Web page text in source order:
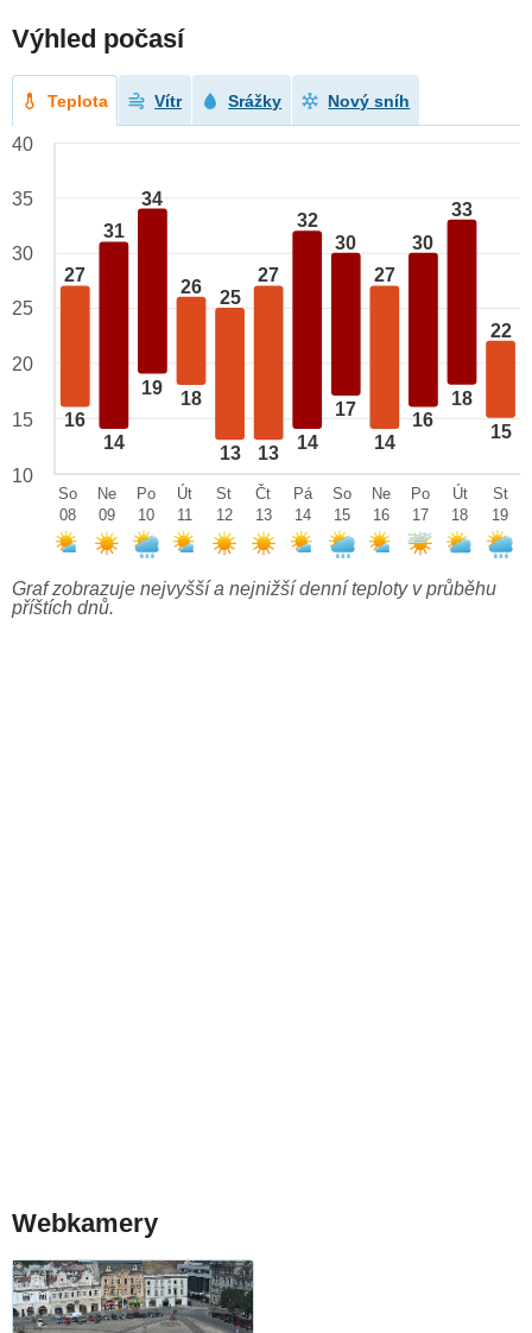
Výhled počasí
Teplota Vítr Srážky Nový sníh
27
16
31
14
34
19
26
18
25
13
27
13
32
14
30
17
27
14
30
16
33
18
22
15
40
35
30
25
20
15
10
So
08
Ne
09
Po
10
Út
11
St
12
Čt
13
Pá
14
So
15
Ne
16
Po
17
Út
18
St
19
Graf zobrazuje nejvyšší a nejnižší denní teploty v průběhu
příštích dnů.
Webkamery